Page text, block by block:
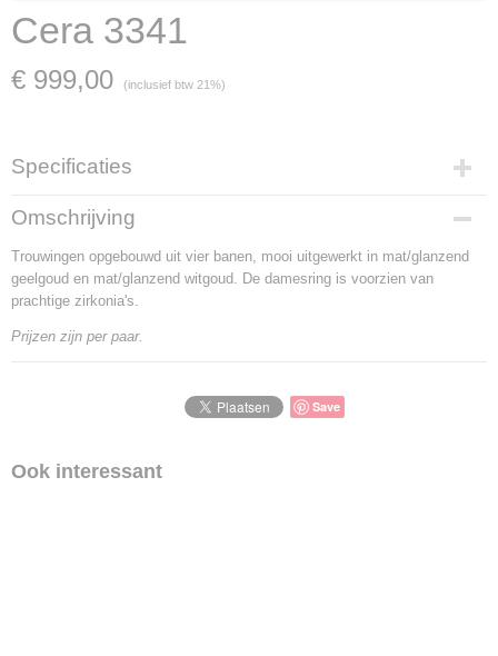
Cera 3341
€ 999,00 (inclusief btw 21%)
Specificaties
Artikelnummer
Cera 3341
Materiaal
witgoud en geelgoud
Goud Karaat
14 Karaat
Omschrijving
Trouwingen opgebouwd uit vier banen, mooi uitgewerkt in mat/glanzend
geelgoud en mat/glanzend witgoud. De damesring is voorzien van
prachtige zirkonia's.
Prijzen zijn per paar.
Save
Ook interessant